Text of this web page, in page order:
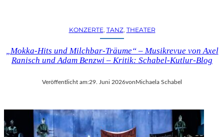
KONZERTE, TANZ, THEATER
„Mokka-Hits und Milchbar-Träume“ – Musikrevue von Axel
Ranisch und Adam Benzwi – Kritik: Schabel-Kutlur-Blog
Veröffentlicht am:29. Juni 2026von Michaela Schabel